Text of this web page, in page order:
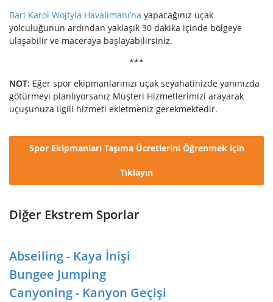
Bari Karol Wojtyla Havalimanı’na yapacağınız uçak
yolculuğunun ardından yaklaşık 30 dakika içinde bölgeye
ulaşabilir ve maceraya başlayabilirsiniz.
***
NOT: Eğer spor ekipmanlarınızı uçak seyahatinizde yanınızda
götürmeyi planlıyorsanız Müşteri Hizmetlerimizi arayarak
uçuşunuza ilgili hizmeti ekletmeniz gerekmektedir.
Spor Ekipmanları Taşıma Ücretlerini Öğrenmek için
Tıklayın
Diğer Ekstrem Sporlar
Abseiling - Kaya İnişi
Bungee Jumping
Canyoning - Kanyon Geçişi